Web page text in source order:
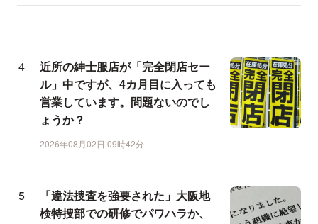
近所の紳士服店が「完全閉店セー
ル」中ですが、4カ月目に入っても
営業しています。問題ないのでし
ょうか？
2026年08月02日 09時42分
「違法捜査を強要された」大阪地
検特捜部での研修でパワハラか、